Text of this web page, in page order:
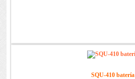
SQU-410 batería